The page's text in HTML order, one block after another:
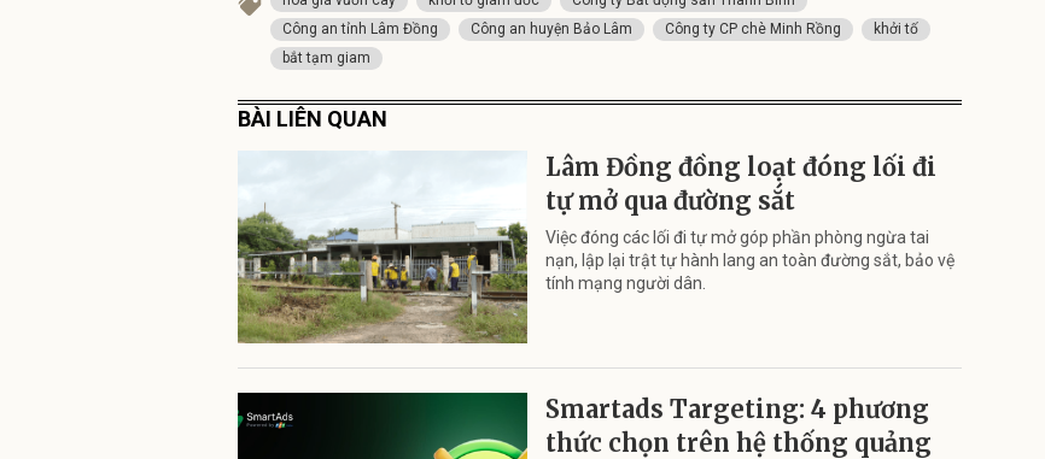
Công an tỉnh Lâm Đồng
Công an huyện Bảo Lâm Công ty CP chè Minh Rồng
khởi tố
bắt tạm giam
BÀI LIÊN QUAN
Lâm Đồng đồng loạt đóng lối đi
tự mở qua đường sắt
Việc đóng các lối đi tự mở góp phần phòng ngừa tai
nạn, lập lại trật tự hành lang an toàn đường sắt, bảo vệ
tính mạng người dân.
Smartads Targeting: 4 phương
thức chọn trên hệ thống quảng